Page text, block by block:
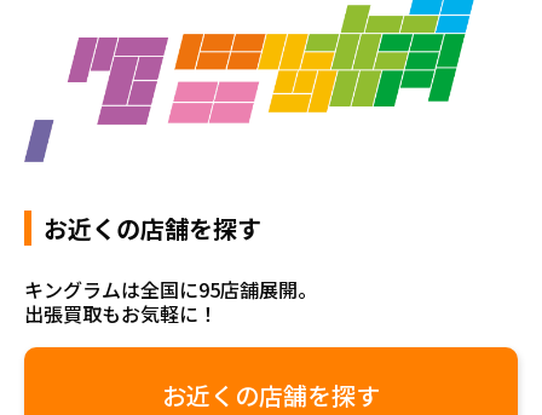
お近くの店舗を探す
キングラムは全国に95店舗展開。
出張買取もお気軽に！
お近くの店舗を探す